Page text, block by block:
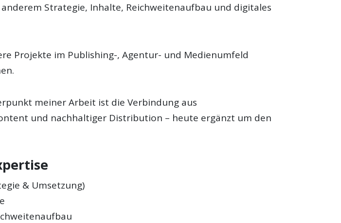
Strategie, Inhalte, Reichweitenaufbau und digitales
Projekte im Publishing-, Agentur- und Medienumfeld
meiner Arbeit ist die Verbindung aus
und nachhaltiger Distribution – heute ergänzt um den
& Umsetzung)